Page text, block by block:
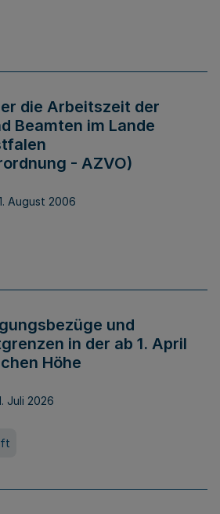
die Arbeitszeit der
Beamten im Lande
- AZVO)
August 2006
und
in der ab 1. April
Höhe
Juli 2026